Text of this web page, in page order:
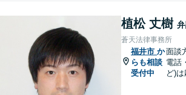
植松 丈樹
蒼天法律事務所
福井市 か
らも相談
受付中
面談
電話
ど)